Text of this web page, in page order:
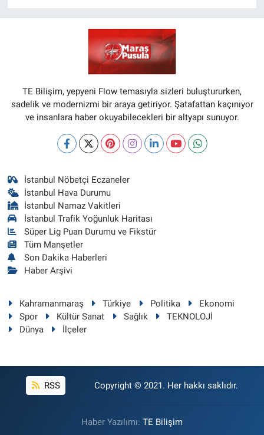
TE Bilişim, yepyeni Flow temasıyla sizleri buluştururken,
sadelik ve modernizmi bir araya getiriyor. Şatafattan kaçınıyor
ve insanlara haber okuyabilecekleri bir altyapı sunuyor.
İstanbul Nöbetçi Eczaneler
İstanbul Hava Durumu
İstanbul Namaz Vakitleri
İstanbul Trafik Yoğunluk Haritası
Süper Lig Puan Durumu ve Fikstür
Tüm Manşetler
Son Dakika Haberleri
Haber Arşivi
Kahramanmaraş Türkiye Politika
Ekonomi
Spor
Kültür Sanat Sağlık
TEKNOLOJİ
Dünya
İlçeler
RSS Copyright © 2021. Her hakkı saklıdır.
Haber Yazılımı: TE Bilişim